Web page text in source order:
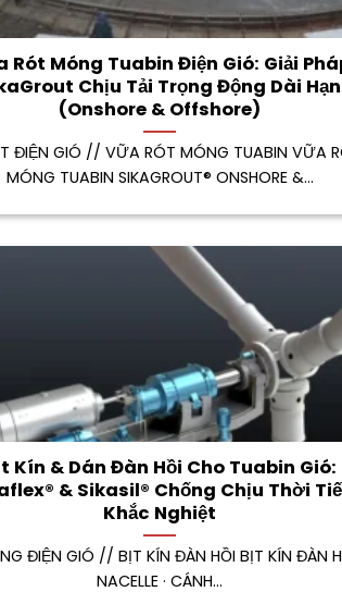
Rót Móng Tuabin Điện Gió: Giải
Chịu Tải Trọng Động Dài Hạn
(Onshore & Offshore)
ĐIỆN GIÓ // VỮA RÓT MÓNG TUABIN VỮA
MÓNG TUABIN SIKAGROUT® ONSHORE &...
Kín & Dán Đàn Hồi Cho Tuabin Gió:
& Sikasil® Chống Chịu Thời
Khắc Nghiệt
ĐIỆN GIÓ // BỊT KÍN ĐÀN HỒI BỊT KÍN ĐÀN
NACELLE · CÁNH...